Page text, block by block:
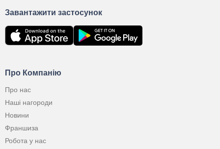
Про Компанію
Про нас
Наші нагороди
Новини
Франшиза
Робота у нас
Завантажити застосунок